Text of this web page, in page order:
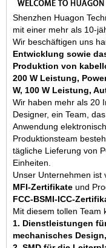
Shenzhen Huagon
mit einer mehr als 10-
Wir beschäftigen uns
Entwicklung sowie
Produktion von
200 W Leistung,
W, 100 W Leistung,
Wir haben mehr als 20
Designer, ein Team,
Anwendung
Produktionsteam
tägliche Lieferung von
Einheiten.
Unser Unternehmen ist
MFI-Zertifikate und
FCC-BSMI-ICC-
Mit diesem tollen Team
1. Dienstleistungen
mechanisches